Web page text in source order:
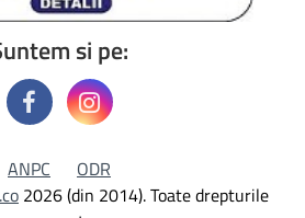
si pe:
ANPC
ODR
2026 (din 2014). Toate drepturile